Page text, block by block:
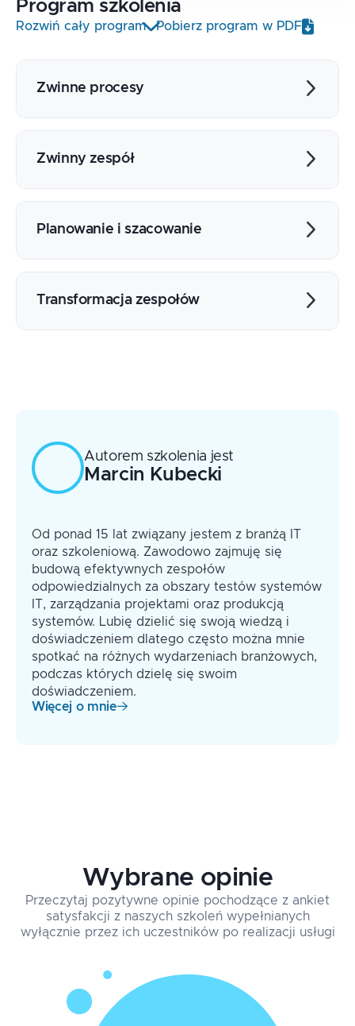
Program szkolenia
Rozwiń cały program Pobierz program w PDF
Zwinne procesy
Iteracje vs praca ciągła
Retrospekcje
Zwinny zespół
Współpraca
Angażowanie klienta
Planowanie i szacowanie
wymagań
Scrum
Transformacja zespołów
Autorem szkolenia jest
Marcin Kubecki
Od ponad 15 lat związany jestem z branżą IT
oraz szkoleniową. Zawodowo zajmuję się
budową efektywnych zespołów
odpowiedzialnych za obszary testów systemów
IT, zarządzania projektami oraz produkcją
systemów. Lubię dzielić się swoją wiedzą i
doświadczeniem dlatego często można mnie
spotkać na różnych wydarzeniach branżowych,
podczas których dzielę się swoim
doświadczeniem.
Więcej o mnie
Wybrane opinie
Przeczytaj pozytywne opinie pochodzące z ankiet
satysfakcji z naszych szkoleń wypełnianych
wyłącznie przez ich uczestników po realizacji usługi